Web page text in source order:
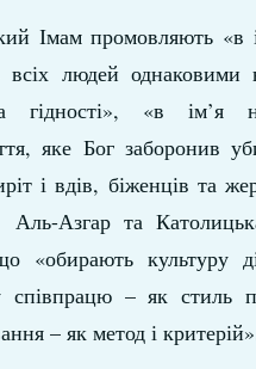
Імам промовляють «в
людей однаковими
гідності», «в ім’я
яке Бог заборонив
і вдів, біженців та
Аль-Азгар та
«обирають культуру
співпрацю – як стиль
– як метод і